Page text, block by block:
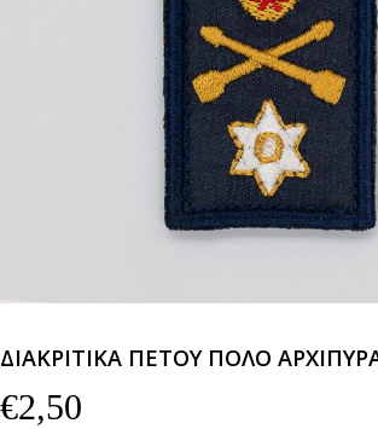
ΔΙΑΚΡΙΤΙΚΑ ΠΕΤΟΥ ΠΟΛΟ
€2,50